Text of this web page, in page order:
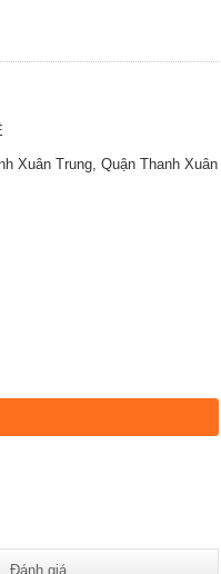
Xuân Trung, Quận Thanh Xuân
Đánh giá